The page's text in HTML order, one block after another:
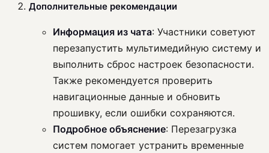
Дополнительные рекомендации
Информация из чата: Участники советуют
перезапустить мультимедийную систему и
выполнить сброс настроек безопасности.
Также рекомендуется проверить
навигационные данные и обновить
прошивку, если ошибки сохраняются.
Подробное объяснение: Перезагрузка
систем помогает устранить временные